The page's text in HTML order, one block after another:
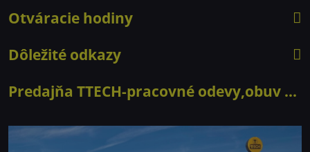
Otváracie hodiny
Dôležité odkazy
Predajňa TTECH-pracovné odevy,obuv ...